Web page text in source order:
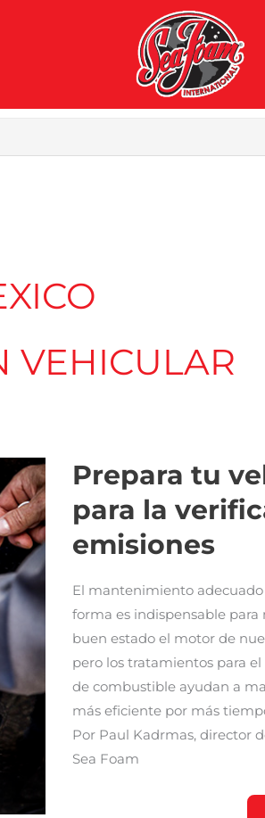
VEHICULAR
Prepara tu
para la
emisiones
El mantenimiento
forma es indispensable
buen estado el motor de
pero los tratamientos para
de combustible ayudan a
más eficiente por más
Por Paul Kadrmas, director
Sea Foam